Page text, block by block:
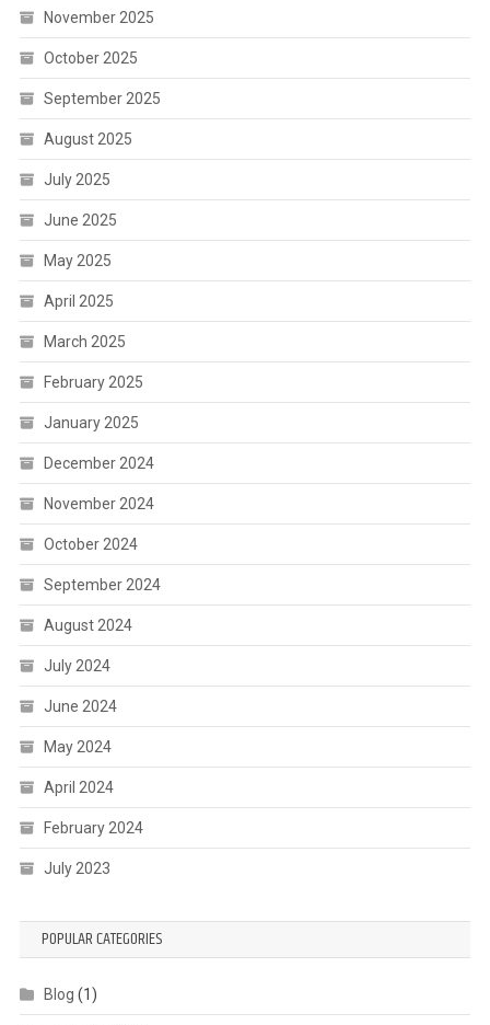
November 2025
October 2025
September 2025
August 2025
July 2025
June 2025
May 2025
April 2025
March 2025
February 2025
January 2025
December 2024
November 2024
October 2024
September 2024
August 2024
July 2024
June 2024
May 2024
April 2024
February 2024
July 2023
POPULAR CATEGORIES
Blog (1)